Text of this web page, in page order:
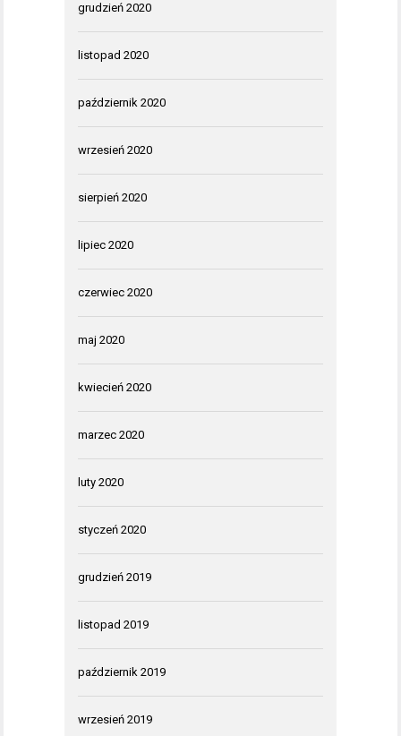
grudzień 2020
listopad 2020
październik 2020
wrzesień 2020
sierpień 2020
lipiec 2020
czerwiec 2020
maj 2020
kwiecień 2020
marzec 2020
luty 2020
styczeń 2020
grudzień 2019
listopad 2019
październik 2019
wrzesień 2019